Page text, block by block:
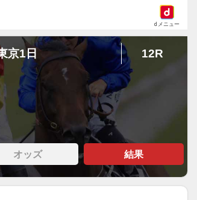
dメニュー
京1日 12R
オッズ 結果